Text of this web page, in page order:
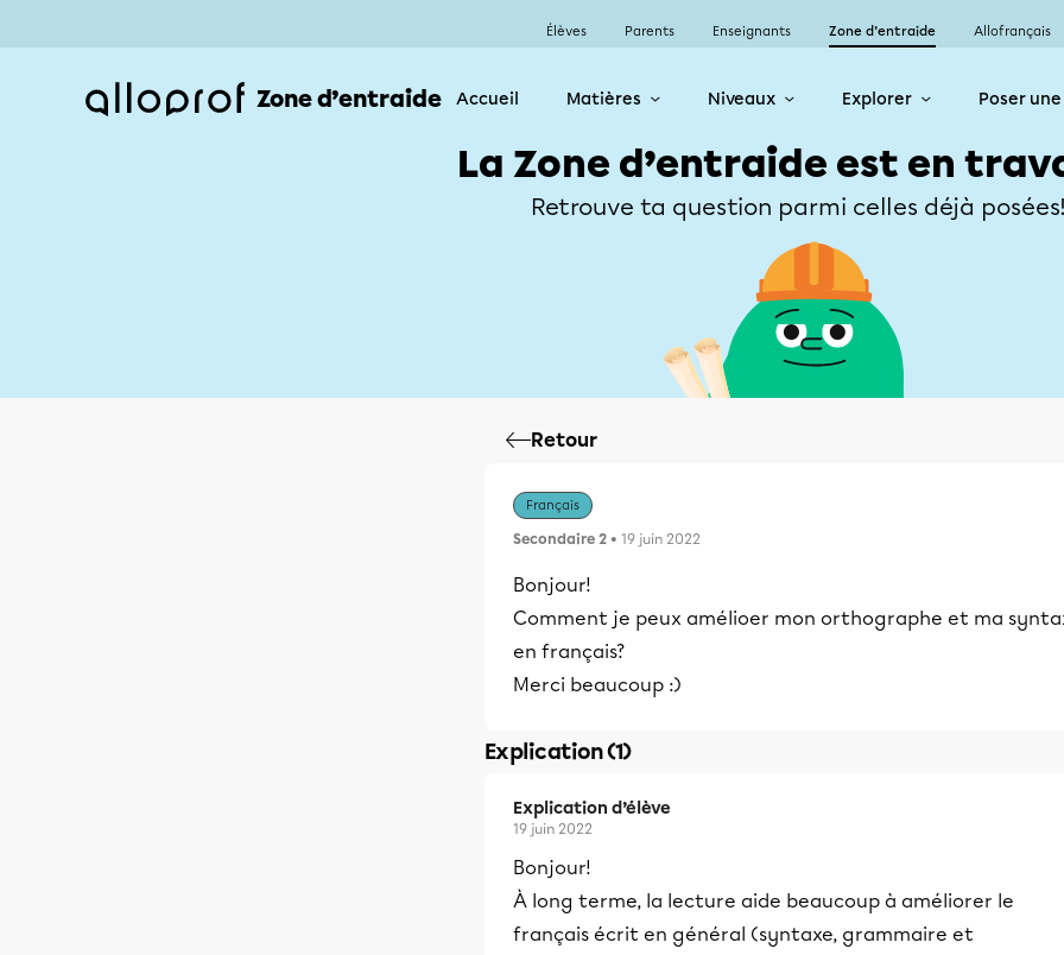
Élèves Parents Enseignants Zone d’entraide Allofrançais
Zone d’entraide Accueil Matières Niveaux Explorer Poser
La Zone d’entraide est en
Retrouve ta question parmi celles déjà posées!
Retour
Français
Secondaire 2 • 19 juin 2022
Bonjour!
Comment je peux amélioer mon orthographe et ma
en français?
Merci beaucoup :)
Explication (1)
Explication d’élève
19 juin 2022
Bonjour!
À long terme, la lecture aide beaucoup à améliorer le
français écrit en général (syntaxe, grammaire et